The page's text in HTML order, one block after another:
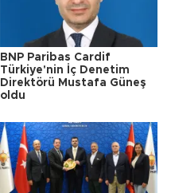
BNP Paribas Cardif
Türkiye'nin İç Denetim
Direktörü Mustafa Güneş
oldu